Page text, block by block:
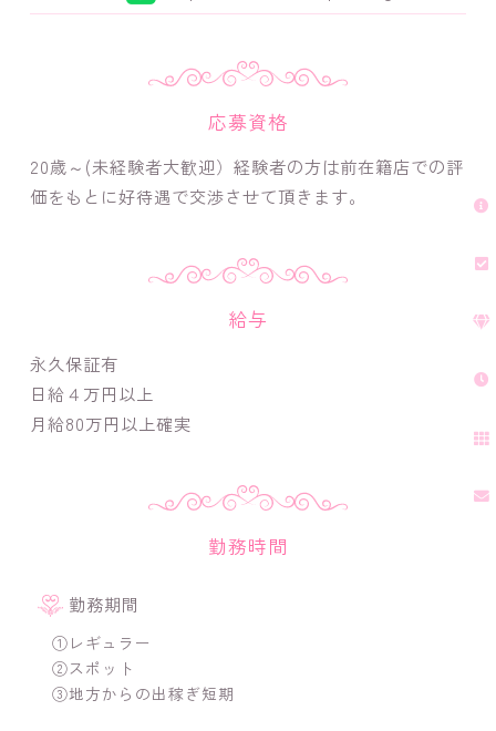
応募資格
20歳～(未経験者大歓迎）経験者の方は前在籍店での評
価をもとに好待遇で交渉させて頂きます。
給与
永久保証有
日給４万円以上
月給80万円以上確実
勤務時間
勤務期間
①レギュラー
②スポット
③地方からの出稼ぎ短期